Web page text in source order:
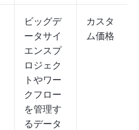
ビッグデ
ータサイ
エンスプ
ロジェク
トやワー
クフロー
を管理す
るデータ
カスタ
ム価格